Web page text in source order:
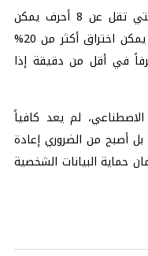
وتشير البيانات إلى أن كلمات المرور التي تقل عن 8 أحرف يمكن
اختراقها خلال أقل من 24 ساعة، بينما يمكن اختراق أكثر من 20%
المرور التي تصل إلى 15 حرفاً في أقل من دقيقة إذا
لم يعد كافياً
بل أصبح من الضروري إعادة
حماية البيانات الشخصية